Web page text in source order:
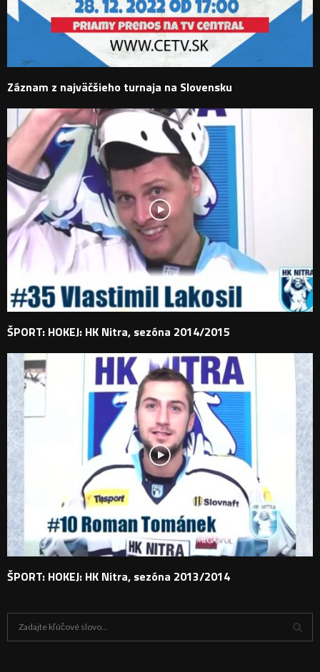
Záznam z najväčšieho turnaja na Slovensku
ŠPORT: HOKEJ: HK Nitra, sezóna 2014/2015
ŠPORT: HOKEJ: HK Nitra, sezóna 2013/2014